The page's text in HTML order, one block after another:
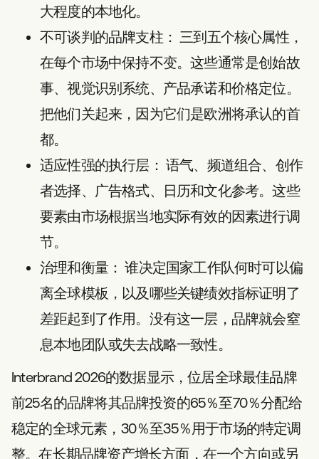
大程度的本地化。
不可谈判的品牌支柱： 三到五个核心属性，
在每个市场中保持不变。这些通常是创始故
事、视觉识别系统、产品承诺和价格定位。
把他们关起来，因为它们是欧洲将承认的首
都。
适应性强的执行层： 语气、频道组合、创作
者选择、广告格式、日历和文化参考。这些
要素由市场根据当地实际有效的因素进行调
节。
治理和衡量： 谁决定国家工作队何时可以偏
离全球模板，以及哪些关键绩效指标证明了
差距起到了作用。没有这一层，品牌就会窒
息本地团队或失去战略一致性。
Interbrand 2026的数据显示，位居全球最佳品牌
前25名的品牌将其品牌投资的65％至70％分配给
稳定的全球元素，30％至35％用于市场的特定调
整。在长期品牌资产增长方面，在一个方向或另